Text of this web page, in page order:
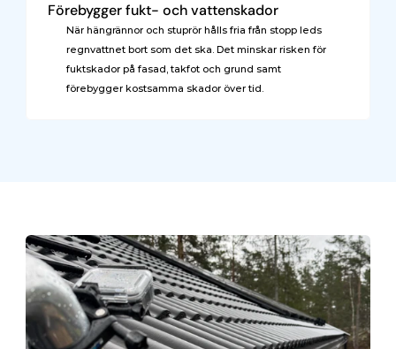
Förebygger fukt- och vattenskador
När hängrännor och stuprör hålls fria från stopp leds
regnvattnet bort som det ska. Det minskar risken för
fuktskador på fasad, takfot och grund samt
förebygger kostsamma skador över tid.